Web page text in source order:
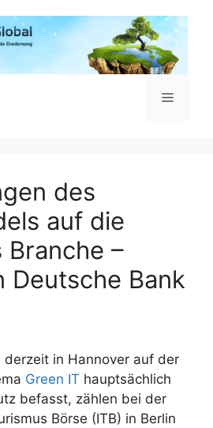
Menü
des
auf die
Branche –
Deutsche Bank
derzeit in Hannover auf der
Green IT hauptsächlich
befasst, zählen bei der
Börse (ITB) in Berlin